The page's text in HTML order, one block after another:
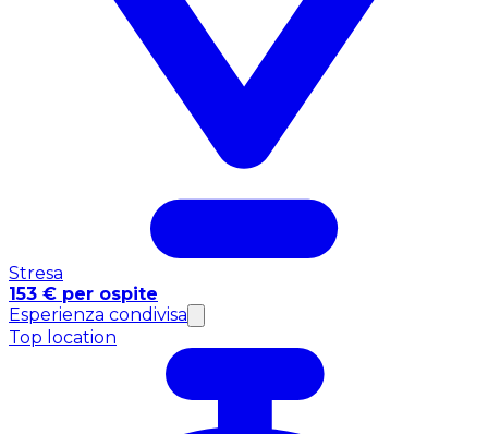
Stresa
153 € per ospite
Esperienza condivisa
Top location